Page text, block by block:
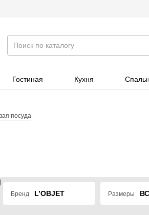
Гостиная Кухня
посуда
Бренд L’OBJET Размеры